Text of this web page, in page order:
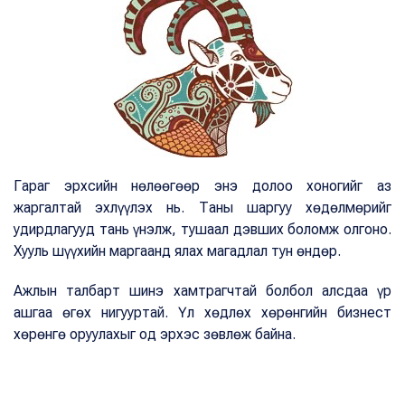
Гараг эрхсийн нөлөөгөөр энэ долоо хоногийг аз
жаргалтай эхлүүлэх нь. Таны шаргуу хөдөлмөрийг
удирдлагууд тань үнэлж, тушаал дэвших боломж олгоно.
Хууль шүүхийн маргаанд ялах магадлал тун өндөр.
Ажлын талбарт шинэ хамтрагчтай болбол алсдаа үр
ашгаа өгөх нигууртай. Үл хөдлөх хөрөнгийн бизнест
хөрөнгө оруулахыг од эрхэс зөвлөж байна.